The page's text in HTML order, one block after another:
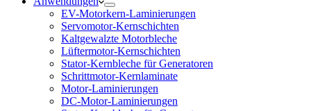
EV-Motorkern-Laminierungen
Servomotor-Kernschichten
Kaltgewalzte Motorbleche
Lüftermotor-Kernschichten
Stator-Kernbleche für Generatoren
Schrittmotor-Kernlaminate
Motor-Laminierungen
DC-Motor-Laminierungen